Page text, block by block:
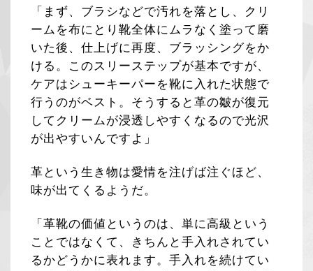
「まず、ブラシなどで汚れを落とし、クリ
ームを布にとり靴全体にムラなく塗って磨
いた後、仕上げに再度、ブラッシングをか
ける。このスリーステップが基本ですが、
ケアはシューキーパーを靴に入れた状態で
行うのがベスト。そうすると革の皺が復元
してクリームが浸透しやすくなるので光沢
が出やすいんですよ」
革という生き物は愛情を注げば注ぐほど、
味が出てくるようだ。
「革靴の価値というのは、単に高級という
ことではなくて、きちんと手入れされてい
るかどうかに表れます。手入れを続けてい